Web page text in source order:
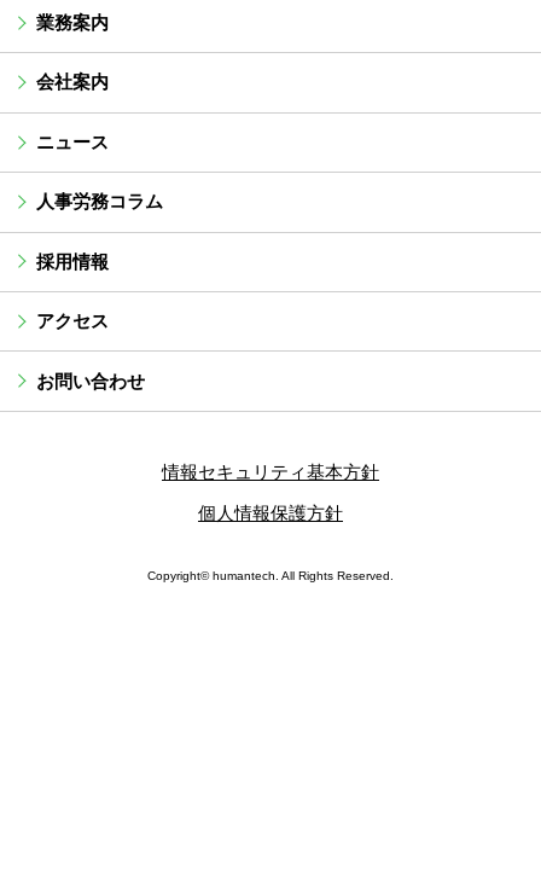
業務案内
会社案内
ニュース
人事労務コラム
採用情報
アクセス
お問い合わせ
情報セキュリティ基本方針
個人情報保護方針
Copyright© humantech. All Rights Reserved.